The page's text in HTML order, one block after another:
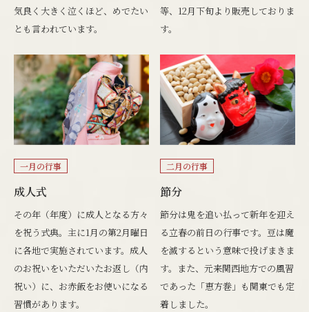
気良く大きく泣くほど、めでたい
とも言われています。
等、12月下旬より販売しておりま
す。
一月の行事
成人式
その年（年度）に成人となる方々
を祝う式典。主に1月の第2月曜日
に各地で実施されています。成人
のお祝いをいただいたお返し（内
祝い）に、お赤飯をお使いになる
習慣があります。
二月の行事
節分
節分は鬼を追い払って新年を迎え
る立春の前日の行事です。豆は魔
を滅するという意味で投げまきま
す。また、元来関西地方での風習
であった「恵方巻」も関東でも定
着しました。